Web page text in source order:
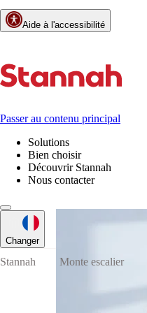
Aide à l'accessibilité
Passer au contenu principal
Solutions
Bien choisir
Découvrir Stannah
Nous contacter
Changer
Stannah Monte escalier